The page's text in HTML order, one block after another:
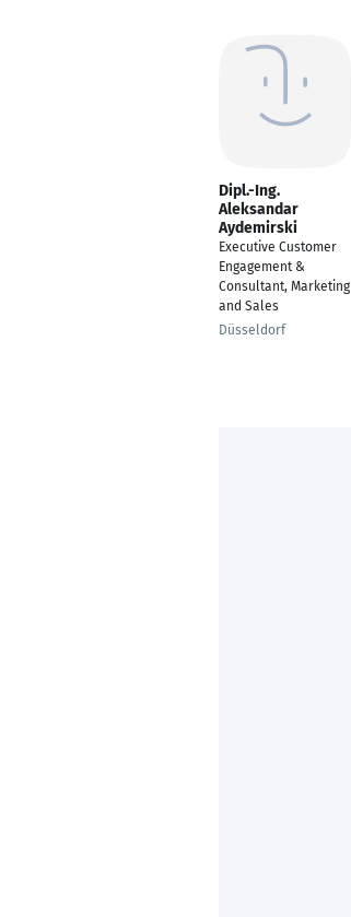
Dipl.-Ing.
Aleksandar
Aydemirski
Executive Customer
Engagement &
Consultant, Marketing
and Sales
Düsseldorf